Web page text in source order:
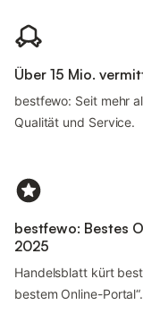
Über 15 Mio.
bestfewo: Seit mehr
Qualität und Service.
bestfewo: Bestes
2025
Handelsblatt kürt
bestem Online-Portal“.